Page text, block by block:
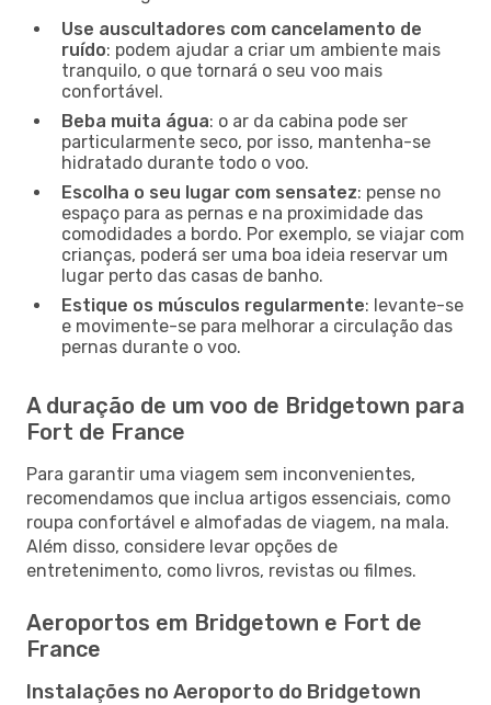
Use auscultadores com cancelamento de
ruído: podem ajudar a criar um ambiente mais
tranquilo, o que tornará o seu voo mais
confortável.
Beba muita água: o ar da cabina pode ser
particularmente seco, por isso, mantenha-se
hidratado durante todo o voo.
Escolha o seu lugar com sensatez: pense no
espaço para as pernas e na proximidade das
comodidades a bordo. Por exemplo, se viajar com
crianças, poderá ser uma boa ideia reservar um
lugar perto das casas de banho.
Estique os músculos regularmente: levante-se
e movimente-se para melhorar a circulação das
pernas durante o voo.
A duração de um voo de Bridgetown para
Fort de France
Para garantir uma viagem sem inconvenientes,
recomendamos que inclua artigos essenciais, como
roupa confortável e almofadas de viagem, na mala.
Além disso, considere levar opções de
entretenimento, como livros, revistas ou filmes.
Aeroportos em Bridgetown e Fort de
France
Instalações no Aeroporto do Bridgetown